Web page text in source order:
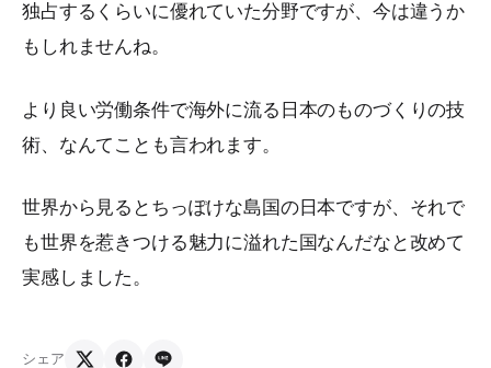
独占するくらいに優れていた分野ですが、今は違うか
もしれませんね。
より良い労働条件で海外に流る日本のものづくりの技
術、なんてことも言われます。
世界から見るとちっぽけな島国の日本ですが、それで
も世界を惹きつける魅力に溢れた国なんだなと改めて
実感しました。
シェア